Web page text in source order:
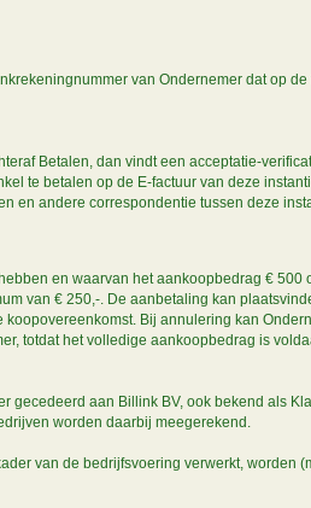
van Ondernemer dat op
Betalen, dan vindt een acceptatie-
te betalen op de E-factuur van deze
andere correspondentie tussen deze
en waarvan het aankoopbedrag €
van € 250,-. De aanbetaling kan
Bij annulering kan
totdat het volledige aankoopbedrag is
gecedeerd aan Billink BV, ook bekend als
worden daarbij meegerekend.
van de bedrijfsvoering verwerkt,